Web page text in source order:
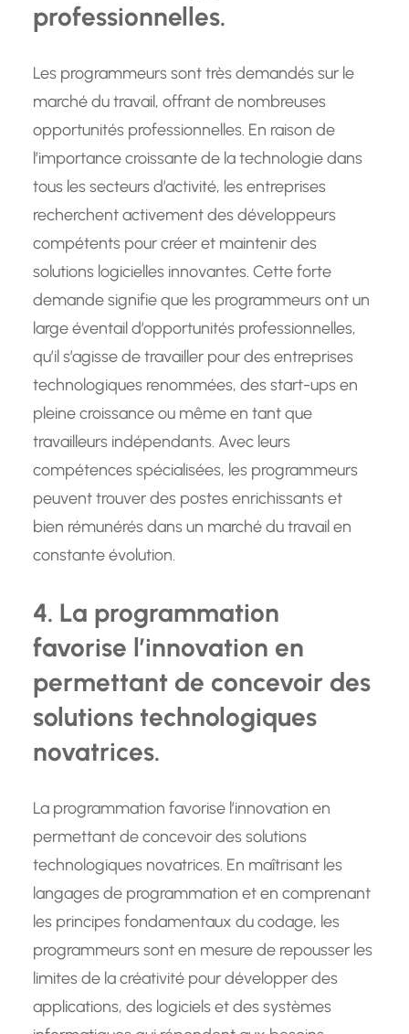
professionnelles.
Les programmeurs sont très demandés sur le
marché du travail, offrant de nombreuses
opportunités professionnelles. En raison de
l’importance croissante de la technologie dans
tous les secteurs d’activité, les entreprises
recherchent activement des développeurs
compétents pour créer et maintenir des
solutions logicielles innovantes. Cette forte
demande signifie que les programmeurs ont un
large éventail d’opportunités professionnelles,
qu’il s’agisse de travailler pour des entreprises
technologiques renommées, des start-ups en
pleine croissance ou même en tant que
travailleurs indépendants. Avec leurs
compétences spécialisées, les programmeurs
peuvent trouver des postes enrichissants et
bien rémunérés dans un marché du travail en
constante évolution.
4. La programmation
favorise l’innovation en
permettant de concevoir des
solutions technologiques
novatrices.
La programmation favorise l’innovation en
permettant de concevoir des solutions
technologiques novatrices. En maîtrisant les
langages de programmation et en comprenant
les principes fondamentaux du codage, les
programmeurs sont en mesure de repousser les
limites de la créativité pour développer des
applications, des logiciels et des systèmes